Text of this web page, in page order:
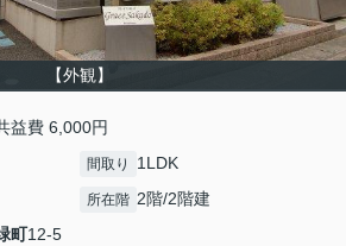
【外観】
益費 6,000円
間取り 1LDK
所在階 2階/2階建
町12-5